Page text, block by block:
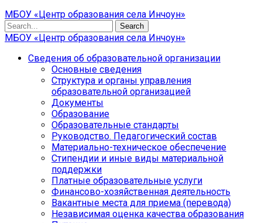
МБОУ «Центр образования села Инчоун»
Search
МБОУ «Центр образования села Инчоун»
Сведения об образовательной организации
Основные сведения
Структура и органы управления
образовательной организацией
Документы
Образование
Образовательные стандарты
Руководство. Педагогический состав
Материально-техническое обеспечение
Стипендии и иные виды материальной
поддержки
Платные образовательные услуги
Финансово-хозяйственная деятельность
Вакантные места для приема (перевода)
Независимая оценка качества образования